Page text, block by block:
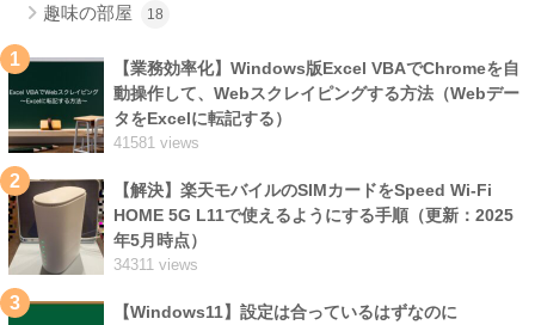
趣味の部屋 18
1
【業務効率化】Windows版Excel VBAでChromeを自
動操作して、Webスクレイピングする方法（Webデー
タをExcelに転記する）
41581 views
2
【解決】楽天モバイルのSIMカードをSpeed Wi-Fi
HOME 5G L11で使えるようにする手順（更新：2025
年5月時点）
34311 views
3
【Windows11】設定は合っているはずなのに